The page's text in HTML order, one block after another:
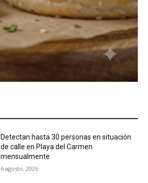
Detectan hasta 30 personas en situación
de calle en Playa del Carmen
mensualmente
6 agosto, 2026